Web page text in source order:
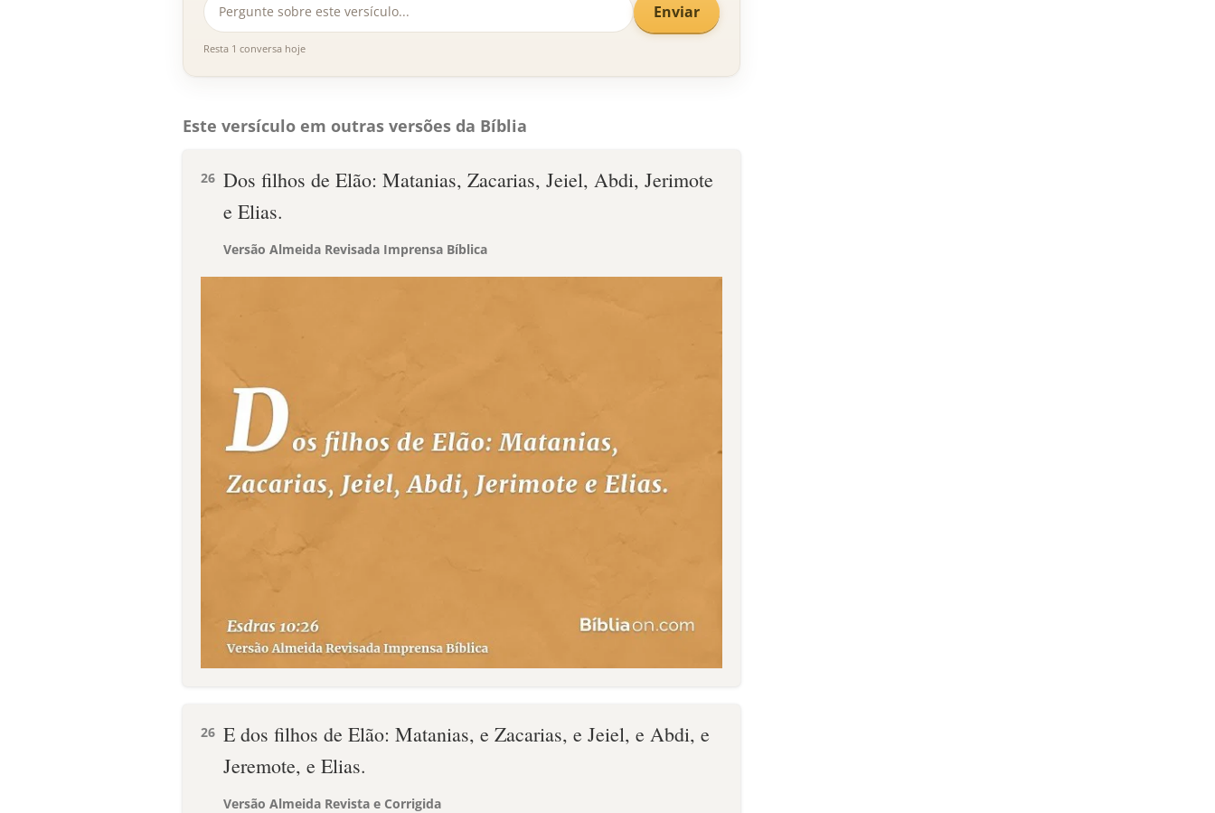
Enviar
Resta 1 conversa hoje
Este versículo em outras versões da Bíblia
26 Dos filhos de Elão: Matanias, Zacarias, Jeiel, Abdi, Jerimote
e Elias.
Versão Almeida Revisada Imprensa Bíblica
26 E dos filhos de Elão: Matanias, e Zacarias, e Jeiel, e Abdi, e
Jeremote, e Elias.
Versão Almeida Revista e Corrigida